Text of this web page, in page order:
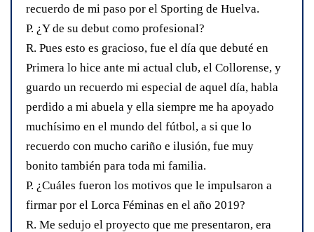
recuerdo de mi paso por el Sporting de Huelva.
P. ¿Y de su debut como profesional?
R. Pues esto es gracioso, fue el día que debuté en
Primera lo hice ante mi actual club, el Collorense, y
guardo un recuerdo mi especial de aquel día, habla
perdido a mi abuela y ella siempre me ha apoyado
muchísimo en el mundo del fútbol, a si que lo
recuerdo con mucho cariño e ilusión, fue muy
bonito también para toda mi familia.
P. ¿Cuáles fueron los motivos que le impulsaron a
firmar por el Lorca Féminas en el año 2019?
R. Me sedujo el proyecto que me presentaron, era